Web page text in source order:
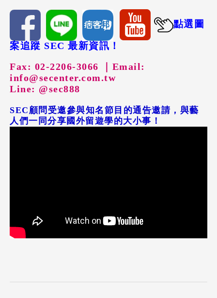
點選圖
案追蹤 SEC 最新資訊！
Fax: 02-2206-3066 ｜ Email:
info@secenter.com.tw
Line: @sec888
SEC顧問受邀參與知名節目的通告邀請，與藝
人們一同分享國外留遊學的大小事！